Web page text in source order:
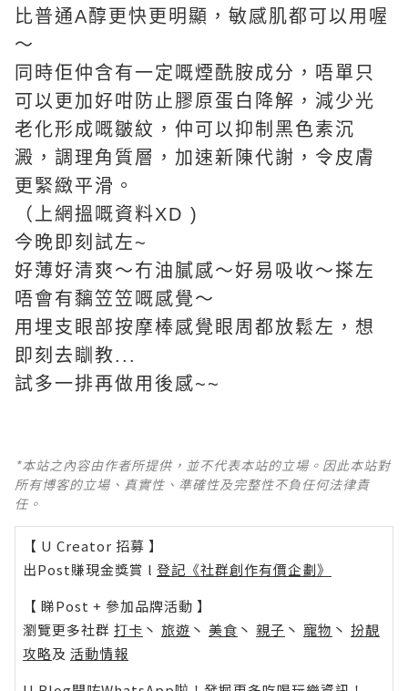
比普通A醇更快更明顯，敏感肌都可以用喔
～
同時佢仲含有一定嘅煙酰胺成分，唔單只
可以更加好咁防止膠原蛋白降解，減少光
老化形成嘅皺紋，仲可以抑制黑色素沉
澱，調理角質層，加速新陳代謝，令皮膚
更緊緻平滑。
（上網搵嘅資料XD )
今晚即刻試左~
好薄好清爽～冇油膩感～好易吸收～搽左
唔會有黐笠笠嘅感覺～
用埋支眼部按摩棒感覺眼周都放鬆左，想
即刻去瞓教...
試多一排再做用後感~~
*本站之內容由作者所提供，並不代表本站的立場。因此本站對
所有博客的立場、真實性、準確性及完整性不負任何法律責
任。
【 U Creator 招募 】
出Post賺現金獎賞 l 登記《社群創作有價企劃》
【 睇Post + 參加品牌活動 】
瀏覽更多社群 打卡 丶 旅遊 丶 美食 丶 親子 丶 寵物 丶 扮靚
攻略及 活動情報